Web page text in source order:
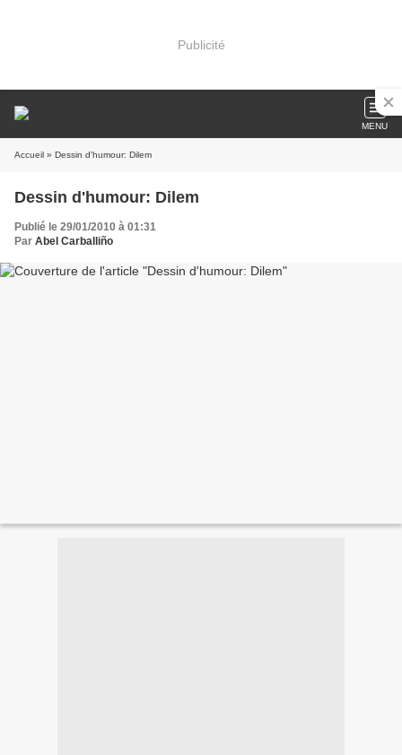
Publicité
MENU
Accueil » Dessin d'humour: Dilem
Dessin d'humour: Dilem
Publié le 29/01/2010 à 01:31
Par Abel Carballiño